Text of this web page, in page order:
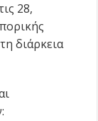
28,
διάρκεια